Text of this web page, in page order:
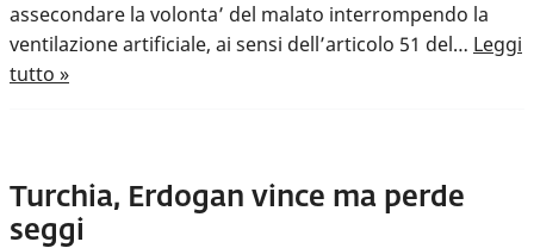
assecondare la volonta’ del malato interrompendo la
ventilazione artificiale, ai sensi dell’articolo 51 del… Leggi
tutto »
Turchia, Erdogan vince ma perde
seggi